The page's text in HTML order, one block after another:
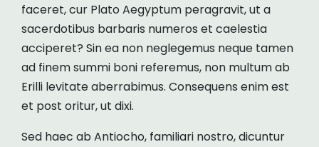
faceret, cur Plato Aegyptum peragravit, ut a
sacerdotibus barbaris numeros et caelestia
acciperet? Sin ea non neglegemus neque tamen
ad finem summi boni referemus, non multum ab
Erilli levitate aberrabimus. Consequens enim est
et post oritur, ut dixi.
Sed haec ab Antiocho, familiari nostro, dicuntur